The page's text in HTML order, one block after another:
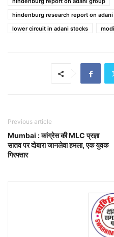
hindenburg research report on
lower circuit in adani stocks
Previous article
Mumbai : कांग्रेस की MLC प्रज्ञा
सातव पर दोबारा जानलेवा हमला, एक युवक
गिरफ्तार